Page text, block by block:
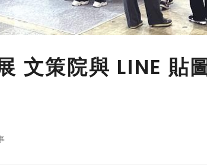
文策院與 LINE 貼